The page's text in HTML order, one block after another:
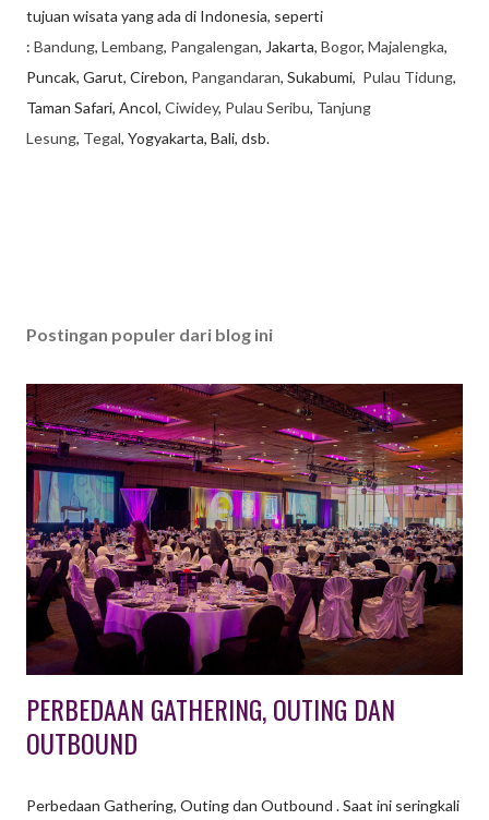
tujuan wisata yang ada di Indonesia, seperti
: Bandung, Lembang, Pangalengan, Jakarta, Bogor, Majalengka,
Puncak, Garut, Cirebon, Pangandaran, Sukabumi, Pulau Tidung,
Taman Safari, Ancol, Ciwidey, Pulau Seribu, Tanjung
Lesung, Tegal, Yogyakarta, Bali, dsb.
Postingan populer dari blog ini
PERBEDAAN GATHERING, OUTING DAN
OUTBOUND
Perbedaan Gathering, Outing dan Outbound . Saat ini seringkali